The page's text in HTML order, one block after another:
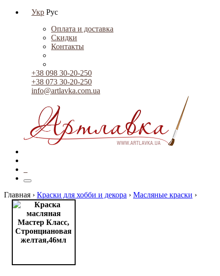
Укр Рус
Оплата и доставка
Скидки
Контакты
+38 098 30-20-250
+38 073 30-20-250
info@artlavka.com.ua
Главная › Краски для хобби и декора › Масляные краски ›